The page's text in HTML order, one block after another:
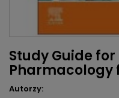
Study Guide
Pharmacology
Autorzy: